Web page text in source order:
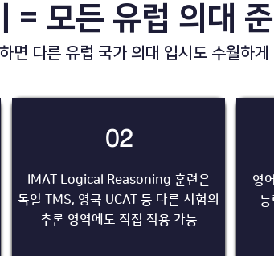
= 모든 유럽 의대
면 다른 유럽 국가 의대 입시도 수월하
02
IMAT Logical Reasoning 훈련은
​독일 TMS, 영국 UCAT 등 다른 시험의
​추론 영역에도 직접 적용 가능
영
능